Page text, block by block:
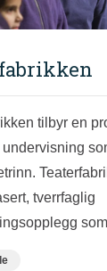
tilbyr en
tverrfaglig